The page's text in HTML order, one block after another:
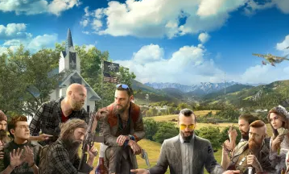
Looking for Fael